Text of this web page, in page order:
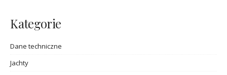
Kategorie
Dane techniczne
Jachty